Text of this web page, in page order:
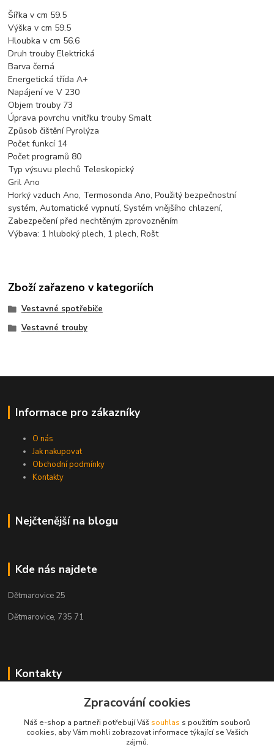
Šířka v cm 59.5
Výška v cm 59.5
Hloubka v cm 56.6
Druh trouby Elektrická
Barva černá
Energetická třída A+
Napájení ve V 230
Objem trouby 73
Úprava povrchu vnitřku trouby Smalt
Způsob čištění Pyrolýza
Počet funkcí 14
Počet programů 80
Typ výsuvu plechů Teleskopický
Gril Ano
Horký vzduch Ano, Termosonda Ano, Použitý bezpečnostní
systém, Automatické vypnutí, Systém vnějšího chlazení,
Zabezpečení před nechtěným zprovozněním
Výbava: 1 hluboký plech, 1 plech, Rošt
Zboží zařazeno v kategoriích
Vestavné spotřebiče
Vestavné trouby
Informace pro zákazníky
O nás
Jak nakupovat
Obchodní podmínky
Kontakty
Nejčtenější na blogu
Kde nás najdete
Dětmarovice 25
Dětmarovice, 735 71
Kontakty
+420 731 444 327
obchod@volak.net
Zpracování cookies
Náš e-shop a partneři potřebují Váš souhlas s použitím souborů
cookies, aby Vám mohli zobrazovat informace týkající se Vašich
zájmů.